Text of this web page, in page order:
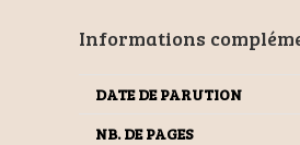
Informations
DATE DE PARUTION
NB. DE PAGES